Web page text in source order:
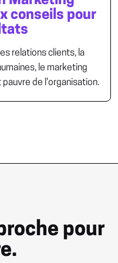
conseils pour
relations clients, la
le marketing
de l'organisation.
pour